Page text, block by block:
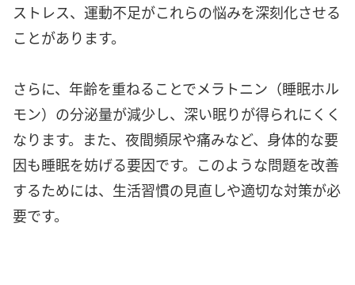
ストレス、運動不足がこれらの悩みを深刻化させる
ことがあります。
さらに、年齢を重ねることでメラトニン（睡眠ホル
モン）の分泌量が減少し、深い眠りが得られにくく
なります。また、夜間頻尿や痛みなど、身体的な要
因も睡眠を妨げる要因です。このような問題を改善
するためには、生活習慣の見直しや適切な対策が必
要です。